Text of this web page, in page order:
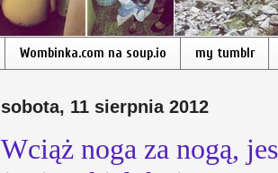
Wombinka.com na soup.io my tumblr
sobota, 11 sierpnia 2012
Wciąż noga za nogą,